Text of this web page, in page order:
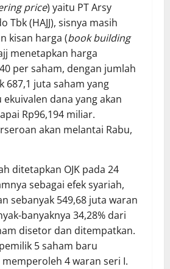
price) yaitu PT Arsy
Tbk (HAJJ), sisnya masih
kisan harga (book building
menetapkan harga
per saham, dengan jumlah
687,1 juta saham yang
dana yang akan
Rp96,194 miliar.
akan melantai Rabu,
ditetapkan OJK pada 24
sebagai efek syariah,
sebanyak 549,68 juta waran
banyaknya 34,28% dari
disetor dan ditempatkan.
5 saham baru
4 waran seri I.